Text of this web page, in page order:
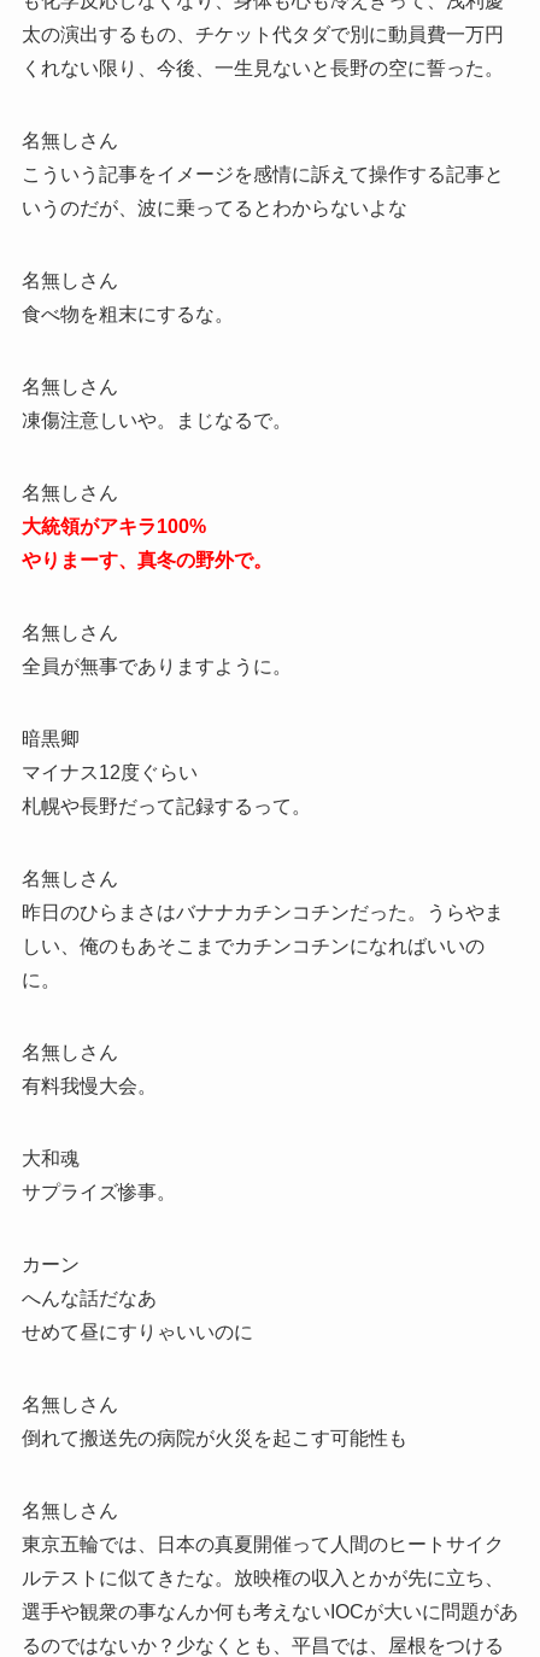
太の演出するもの、チケット代タダで別に動員費一万円
くれない限り、今後、一生見ないと長野の空に誓った。
名無しさん
こういう記事をイメージを感情に訴えて操作する記事と
いうのだが、波に乗ってるとわからないよな
名無しさん
食べ物を粗末にするな。
名無しさん
凍傷注意しいや。まじなるで。
名無しさん
大統領がアキラ100%
やりまーす、真冬の野外で。
名無しさん
全員が無事でありますように。
暗黒卿
マイナス12度ぐらい
札幌や長野だって記録するって。
名無しさん
昨日のひらまさはバナナカチンコチンだった。うらやま
しい、俺のもあそこまでカチンコチンになればいいの
に。
名無しさん
有料我慢大会。
大和魂
サプライズ惨事。
カーン
へんな話だなあ
せめて昼にすりゃいいのに
名無しさん
倒れて搬送先の病院が火災を起こす可能性も
名無しさん
東京五輪では、日本の真夏開催って人間のヒートサイク
ルテストに似てきたな。放映権の収入とかが先に立ち、
選手や観衆の事なんか何も考えないIOCが大いに問題があ
るのではないか？少なくとも、平昌では、屋根をつける